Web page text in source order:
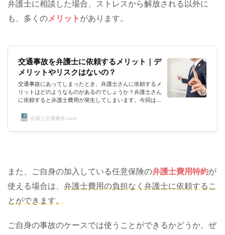
弁護士に相談した場合、ストレスから解放される以外に
も、多くのメリット があります。
交通事故を弁護士に依頼するメリット｜デ
メリットやリスクはないの？
交通事故にあってしまったとき、弁護士さんに依頼するメ
リットはどのようなものがあるのでしょうか？弁護士さん
に依頼すると弁護士費用が発生してしまいます。今回は、
てみました。交通事故を弁護士に依頼するメリット。慰謝
士に依頼するメリットとして一番大きなものは何ですか？
弁護士交通事故.com
また、ご自身の加入している任意保険の弁護士費用特約が
使える場合は、 弁護士費用の負担なく弁護士に依頼するこ
とができます。
ご自身の事故のケースでは使うことができるかどうか、ぜ